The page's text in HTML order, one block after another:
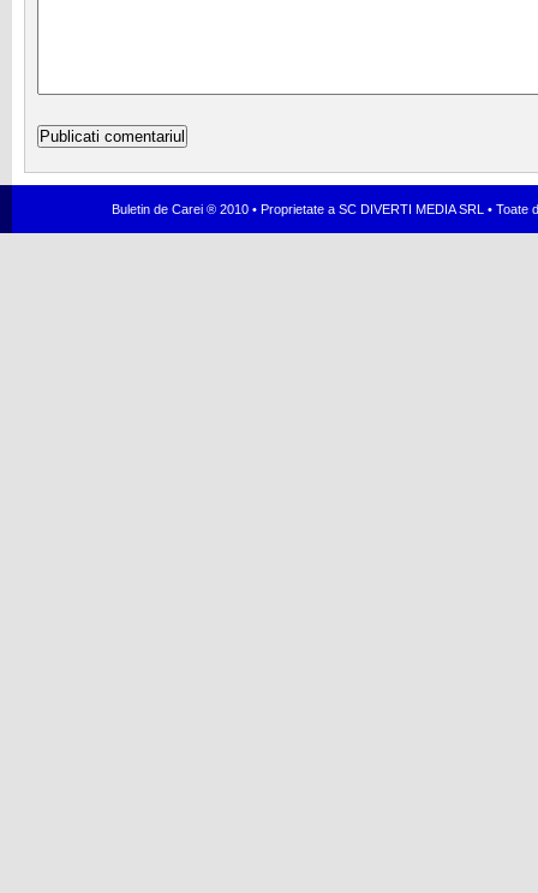
Buletin de Carei ® 2010 • Proprietate a SC DIVERTI MEDIA SRL •